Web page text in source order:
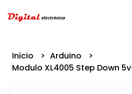
Inicio
Arduino
Modulo XL4005 Step Down